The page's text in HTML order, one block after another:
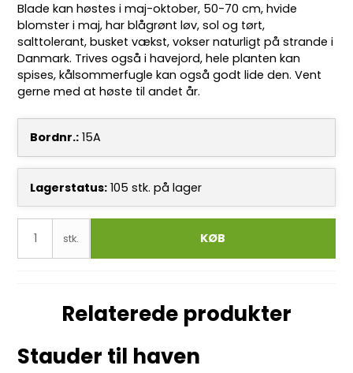
Blade kan høstes i maj-oktober, 50-70 cm, hvide
blomster i maj, har blågrønt løv, sol og tørt,
salttolerant, busket vækst, vokser naturligt på strande i
Danmark. Trives også i havejord, hele planten kan
spises, kålsommerfugle kan også godt lide den. Vent
gerne med at høste til andet år.
Bordnr.: 15A
Lagerstatus: 105 stk. på lager
stk. KØB
Relaterede produkter
Stauder til haven